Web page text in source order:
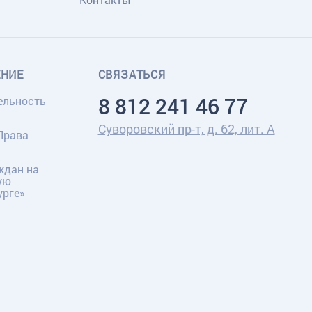
СВЯЗАТЬСЯ
8 812 241 46 77
Суворовский пр-т, д. 62, лит. А
на